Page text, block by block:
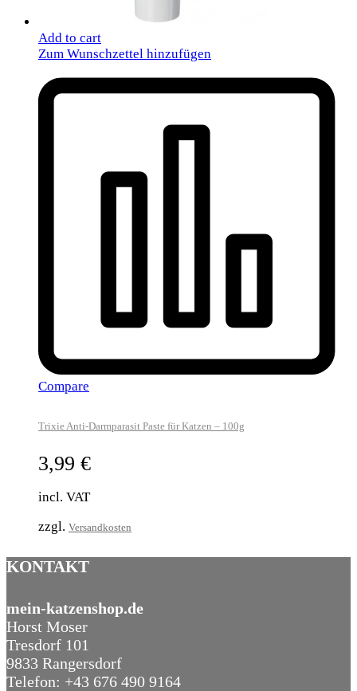
Add to cart
Zum Wunschzettel hinzufügen
Compare
Trixie Anti-Darmparasit Paste für Katzen – 100g
3,99 €
incl. VAT
zzgl. Versandkosten
KONTAKT
mein-katzenshop.de
Horst Moser
Tresdorf 101
9833 Rangersdorf
Telefon: +43 676 490 9164